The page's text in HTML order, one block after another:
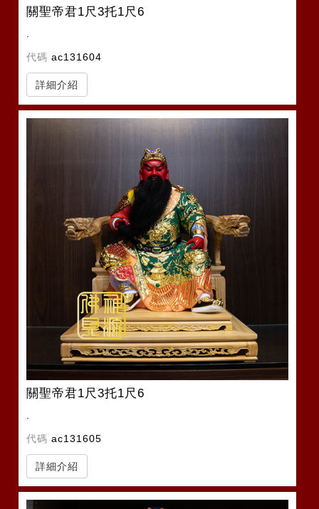
關聖帝君1尺3托1尺6
代碼 ac131604
詳細介紹
關聖帝君1尺3托1尺6
代碼 ac131605
詳細介紹